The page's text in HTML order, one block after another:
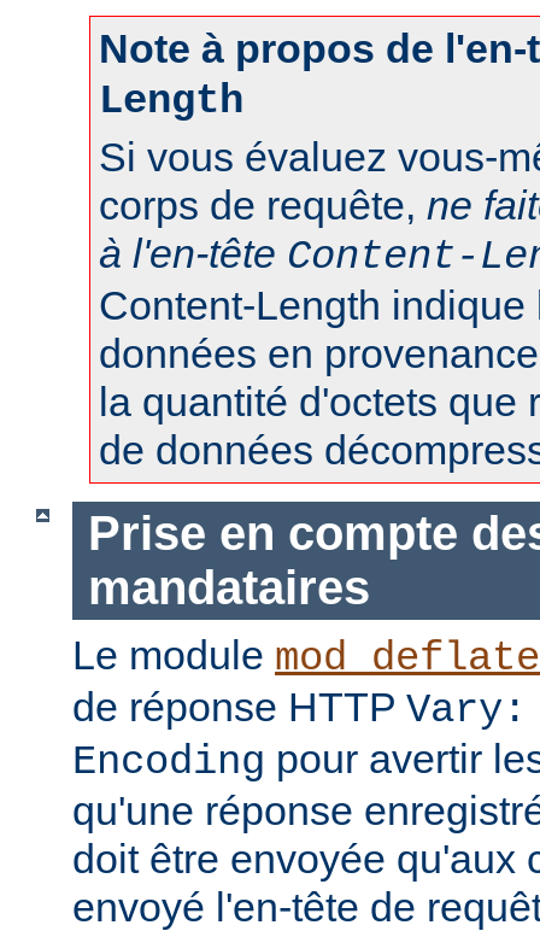
Note à propos de
Length
Si vous évaluez vous-
corps de requête, ne
à l'en-tête Content-
Content-Length
données en
la quantité d'octets que
de données
Prise en compte
mandataires
Le module mod_deflate
de réponse HTTP Vary:
Encoding pour avertir
qu'une réponse
doit être envoyée qu'aux
envoyé l'en-tête de